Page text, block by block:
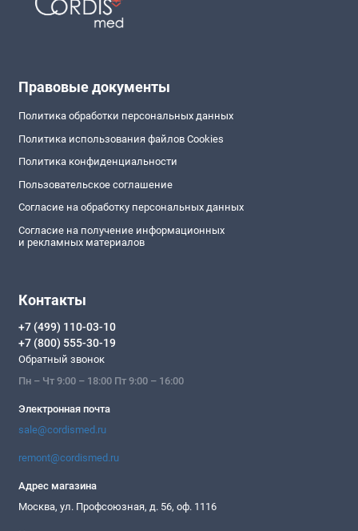
Правовые документы
Политика обработки персональных данных
Политика использования файлов Cookies
Политика конфиденциальности
Пользовательское соглашение
Согласие на обработку персональных данных
Согласие на получение информационных
и рекламных материалов
Контакты
+7 (499) 110-03-10
+7 (800) 555-30-19
Обратный звонок
Пн – Чт 9:00 – 18:00 Пт 9:00 – 16:00
Электронная почта
sale@cordismed.ru
remont@cordismed.ru
Адрес магазина
Москва, ул. Профсоюзная, д. 56, оф. 1116